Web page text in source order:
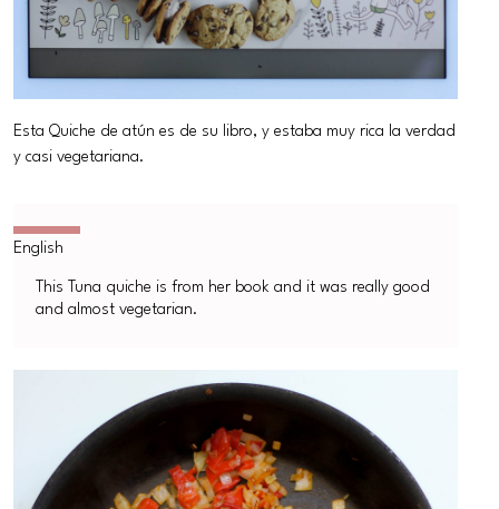
Esta Quiche de atún es de su libro, y estaba muy rica la verdad
y casi vegetariana.
This Tuna quiche is from her book and it was really good
and almost vegetarian.